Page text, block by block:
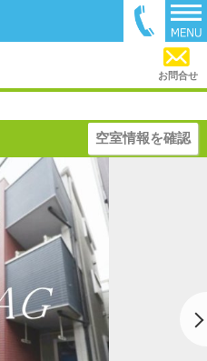
お問合せ
空室情報を確認